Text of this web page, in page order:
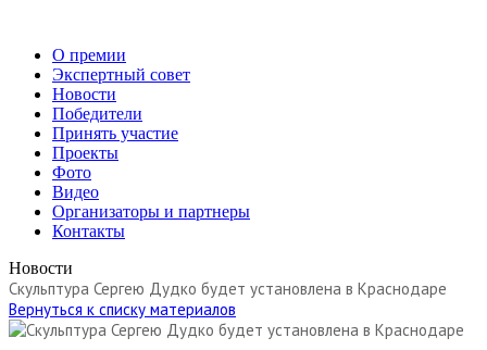
О премии
Экспертный совет
Новости
Победители
Принять участие
Проекты
Фото
Видео
Организаторы и партнеры
Контакты
Новости
Скульптура Сергею Дудко будет установлена в Краснодаре
Вернуться к списку материалов